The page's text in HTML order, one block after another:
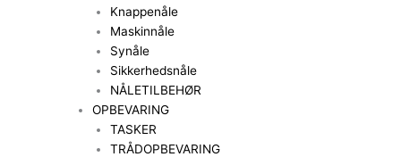
Knappenåle
Maskinnåle
Synåle
Sikkerhedsnåle
NÅLETILBEHØR
OPBEVARING
TASKER
TRÅDOPBEVARING